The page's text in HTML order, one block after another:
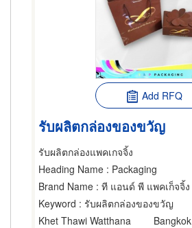
Add RFQ
รับผลิตกล่องของขวัญ
รับผลิตกล่องแพคเกจจิ้ง
Heading Name : Packaging
Brand Name : ที แอนด์ พี แพคเก็จจิ้ง
Keyword : รับผลิตกล่องของขวัญ
Khet Thawi Watthana
Bangkok